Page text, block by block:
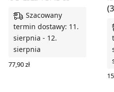
Szacowany
termin dostawy: 11.
sierpnia - 12.
sierpnia
77,90zł